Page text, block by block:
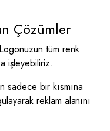
Çözümler
Logonuzun tüm renk
işleyebiliriz.
sadece bir kısmına
reklam alanını